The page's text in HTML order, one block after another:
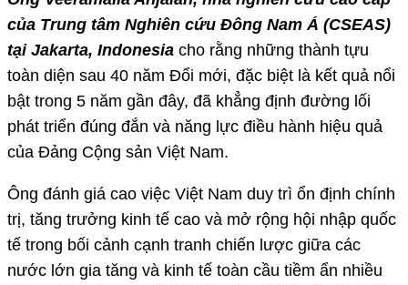
của Trung tâm Nghiên cứu Đông Nam Á (CSEAS)
tại Jakarta, Indonesia cho rằng những thành tựu
toàn diện sau 40 năm Đổi mới, đặc biệt là kết quả nổi
bật trong 5 năm gần đây, đã khẳng định đường lối
phát triển đúng đắn và năng lực điều hành hiệu quả
của Đảng Cộng sản Việt Nam.
Ông đánh giá cao việc Việt Nam duy trì ổn định chính
trị, tăng trưởng kinh tế cao và mở rộng hội nhập quốc
tế trong bối cảnh cạnh tranh chiến lược giữa các
nước lớn gia tăng và kinh tế toàn cầu tiềm ẩn nhiều